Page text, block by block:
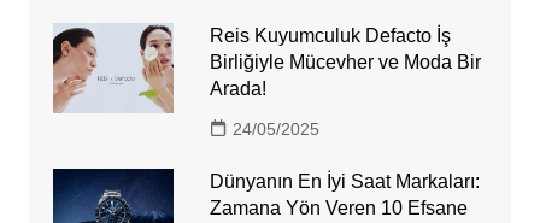
Reis Kuyumculuk Defacto İş
Birliğiyle Mücevher ve Moda Bir
Arada!
24/05/2025
Dünyanın En İyi Saat Markaları:
Zamana Yön Veren 10 Efsane